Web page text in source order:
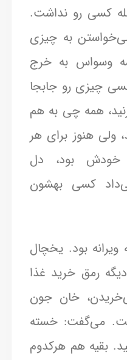
کسی رو نداشت.
به چیزی
وسواس به خرج
چیزی رو جابجا
همه چی به هم
ولی هنوز برای هر
خودش بود، دل
کسی بهشون
ویرانه بود. یخچال
رمق خرید غذا
خان جون
می‌گفت: خسته
بقیه هم هرکدوم